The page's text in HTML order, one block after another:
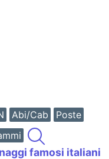
Abi/Cab
Poste
famosi italiani